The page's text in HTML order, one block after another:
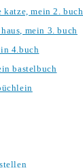
katze, mein 2. buch
mein 3. buch
4.buch
bastelbuch